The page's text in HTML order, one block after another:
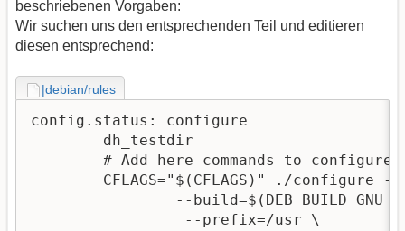
beschriebenen Vorgaben:
Wir suchen uns den entsprechenden Teil und editieren
diesen entsprechend:
|debian/rules
config.status: configure